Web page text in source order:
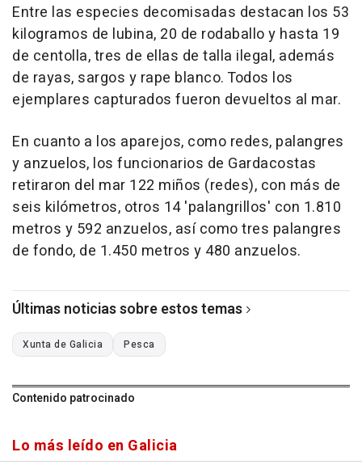
Entre las especies decomisadas destacan los 53
kilogramos de lubina, 20 de rodaballo y hasta 19
de centolla, tres de ellas de talla ilegal, además
de rayas, sargos y rape blanco. Todos los
ejemplares capturados fueron devueltos al mar.
En cuanto a los aparejos, como redes, palangres
y anzuelos, los funcionarios de Gardacostas
retiraron del mar 122 miños (redes), con más de
seis kilómetros, otros 14 'palangrillos' con 1.810
metros y 592 anzuelos, así como tres palangres
de fondo, de 1.450 metros y 480 anzuelos.
Últimas noticias sobre estos temas
Xunta de Galicia Pesca
Contenido patrocinado
Lo más leído en Galicia